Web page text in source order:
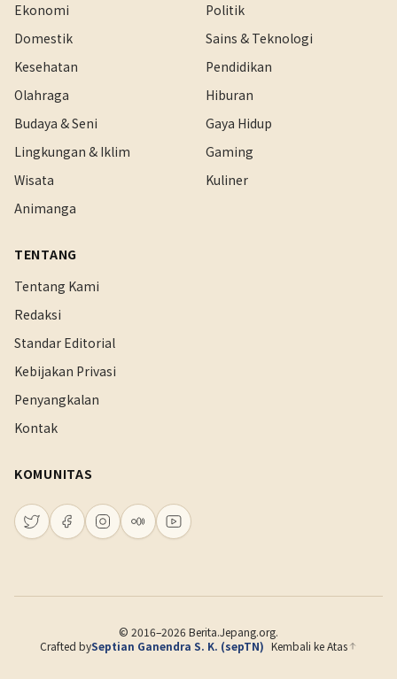
Ekonomi
Politik
Domestik
Sains & Teknologi
Kesehatan
Pendidikan
Olahraga
Hiburan
Budaya & Seni
Gaya Hidup
Lingkungan & Iklim
Gaming
Wisata
Kuliner
Animanga
TENTANG
Tentang Kami
Redaksi
Standar Editorial
Kebijakan Privasi
Penyangkalan
Kontak
KOMUNITAS
© 2016–2026 Berita.Jepang.org.
Crafted bySeptian Ganendra S. K. (sepTN) Kembali ke Atas